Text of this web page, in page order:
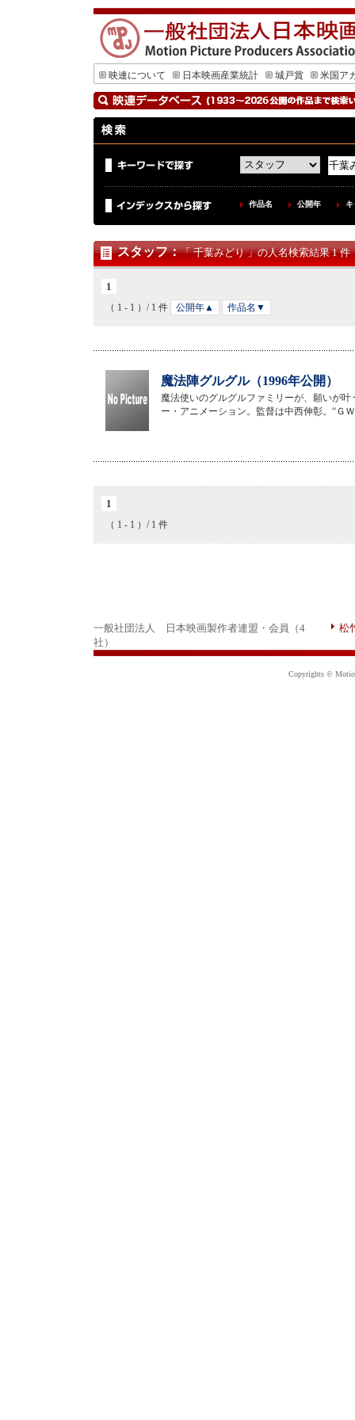
映連について 日本映画産業統計 城戸賞 米国ア
作品名 公開年
スタッフ：「 千葉みどり 」の人名検索結果 1 件
1
（ 1 - 1 ）/ 1 件 公開年▲ 作品名▼
魔法陣グルグル（1996年公開）
魔法使いのグルグルファミリーが、願いが
ー・アニメーション。監督は中西伸彰。“Ｇ
1
（ 1 - 1 ）/ 1 件
一般社団法人 日本映画製作者連盟・会員（4
社）
松
Copyrights ©